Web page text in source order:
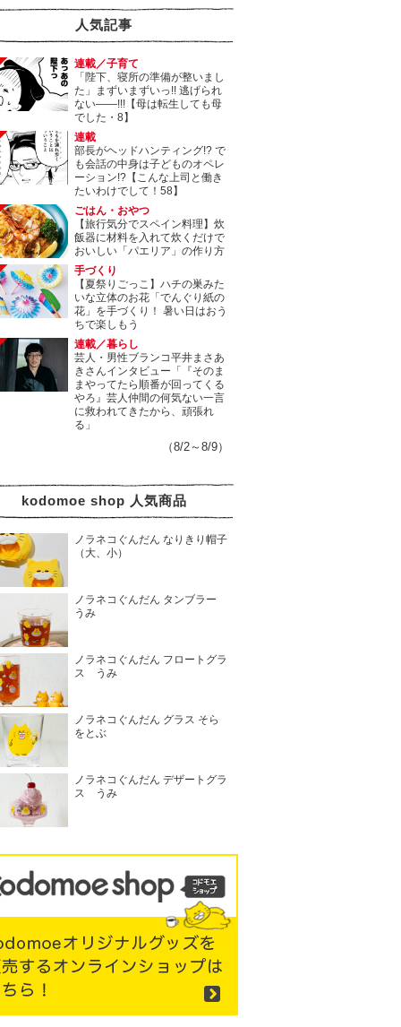
人気記事
連載／子育て
「陛下、寝所の準備が整いまし
た」まずいまずいっ!! 逃げられ
ない――!!!【母は転生しても母
でした・8】
連載
部長がヘッドハンティング!? で
も会話の中身は子どものオペレ
ーション!?【こんな上司と働き
たいわけでして！58】
ごはん・おやつ
【旅行気分でスペイン料理】炊
飯器に材料を入れて炊くだけで
おいしい「パエリア」の作り方
手づくり
【夏祭りごっこ】ハチの巣みた
いな立体のお花「でんぐり紙の
花」を手づくり！ 暑い日はおう
ちで楽しもう
連載／暮らし
芸人・男性ブランコ平井まさあ
きさんインタビュー「『そのま
まやってたら順番が回ってくる
やろ』芸人仲間の何気ない一言
に救われてきたから、頑張れ
る」
（8/2～8/9）
kodomoe shop 人気商品
ノラネコぐんだん なりきり帽子
（大、小）
ノラネコぐんだん タンブラー
うみ
ノラネコぐんだん フロートグラ
ス うみ
ノラネコぐんだん グラス そら
をとぶ
ノラネコぐんだん デザートグラ
ス うみ